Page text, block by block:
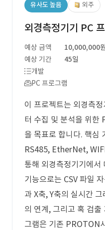
유사도 높음 외주
외경측정기기 PC
예상 금액
10,000,000
예상 기간
45일
개발
PC 프로그램
이 프로젝트는 외경측
터 수집 및 분석을 위한
을 목표로 합니다. 핵심
RS485, EtherNet,
통해 외경측정기기에서
기능으로는 CSV 파일
과 X축, Y축의 실시간
의 연계, 그리고 혹 검
그램은 기존 PROTON